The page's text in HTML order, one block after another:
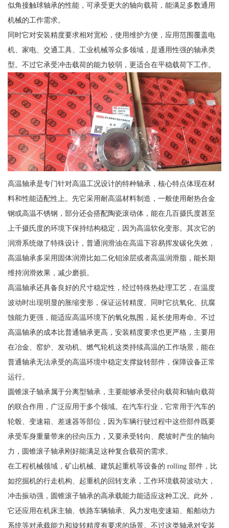
似角接触球轴承的性能，可承受更大的轴向载荷，能满足多数通用
机械的工作需求。
同时它对安装精度要求相对宽松，使用维护方便，应用范围覆盖电
机、家电、交通工具、工业机械等众多领域，是通用性强的轴承类
型。不过它承受冲击载荷的能力较弱，更适合在平稳载荷下工作。
高温轴承是专门针对高温工况设计的特种轴承，核心特点体现在材
料和性能适配性上。先它采用耐高温材料制造，一般使用耐热合金
钢或高温不锈钢，部分还会搭配陶瓷滚动体，能在几百摄氏度甚至
上千摄氏度的环境下保持结构稳定，因为高温软化变形。其次它的
润滑系统做了特殊设计，普通润滑油在高温下容易挥发碳化失效，
高温轴承多采用固体润滑比如二化钼涂层或者高温润滑脂，能长期
维持润滑效果，减少磨损。
高温轴承还具备良好的尺寸稳定性，经过特殊热处理工艺，在温度
波动时出现明显的胀缩变形，保证运转精度。同时它抗氧化、抗腐
蚀能力更强，能适应高温环境下的氧化氛围，延长使用寿命。不过
高温轴承的成本比普通轴承更高，安装精度要求也更严格，主要用
在冶金、窑炉、发动机、燃气轮机这类持续高温的工作场景，能在
普通轴承无法承受的高温环境中稳定支撑旋转部件，保障设备正常
运行。
圆锥滚子轴承属于分离型轴承，主要能够承受径向载荷和轴向载荷
的联合作用，广泛应用于多个领域。在汽车行业，它常用于汽车的
轮毂、变速箱、差速器等部位，因为车辆行驶过程中这些部件既要
承受车身重量带来的径向压力，又要承受转向、爬坡时产生的轴向
力，圆锥滚子轴承刚好能满足这种复合载荷的需求。
在工程机械领域，矿山机械、建筑起重机等设备的 rolling 部件，比
如挖掘机的行走机构、起重机的回转支承，工作环境载荷波动大，
冲击振动强，圆锥滚子轴承的高承载能力能适应这种工况。此外，
它还应用在机床主轴、铁路车辆轴承、风力发电变速箱、船舶动力
系统等对承载能力和旋转精度有要求的场景。不过这类轴承对安装